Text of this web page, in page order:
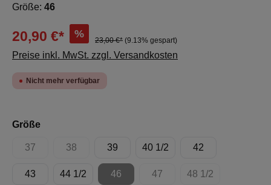
Größe: 46
20,90 €* %
23,00 €* (9.13% gespart)
Preise inkl. MwSt. zzgl. Versandkosten
Nicht mehr verfügbar
Größeauswählen
37
(Diese Option ist zurzeit nicht verfügbar.)
38
(Diese Option ist zurzeit nicht verfügbar.)
39 40 1/2 42
43 44 1/2 46
(Diese Option ist zurzeit nicht verfügbar.)
47
(Diese Option ist zurzeit
48 1/2
(Diese Option ist